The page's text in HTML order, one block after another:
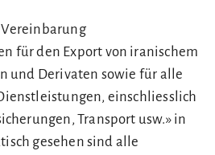
für den Export von iranischem
und Derivaten sowie für alle
einschliesslich
Transport usw.» in
gesehen sind alle